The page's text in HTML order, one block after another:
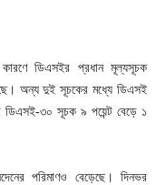
কারণে ডিএসইর প্রধান মূল্যসূচক
অন্য দুই সূচকের মধ্যে ডিএসই
ডিএসই-৩০ সূচক ৯ পয়েন্ট বেড়ে ১
পরিমাণও বেড়েছে। দিনভর